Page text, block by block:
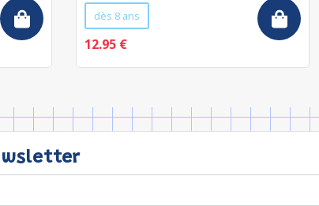
dès 8 ans
12.95 €